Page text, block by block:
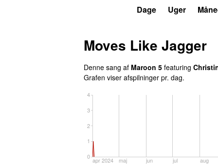
Dage Uger
Moves Like Jagger
Denne sang af Maroon 5 featuring
Grafen viser afspilninger pr. dag.
0
1
2
3
4
apr 2024 maj jun jul aug